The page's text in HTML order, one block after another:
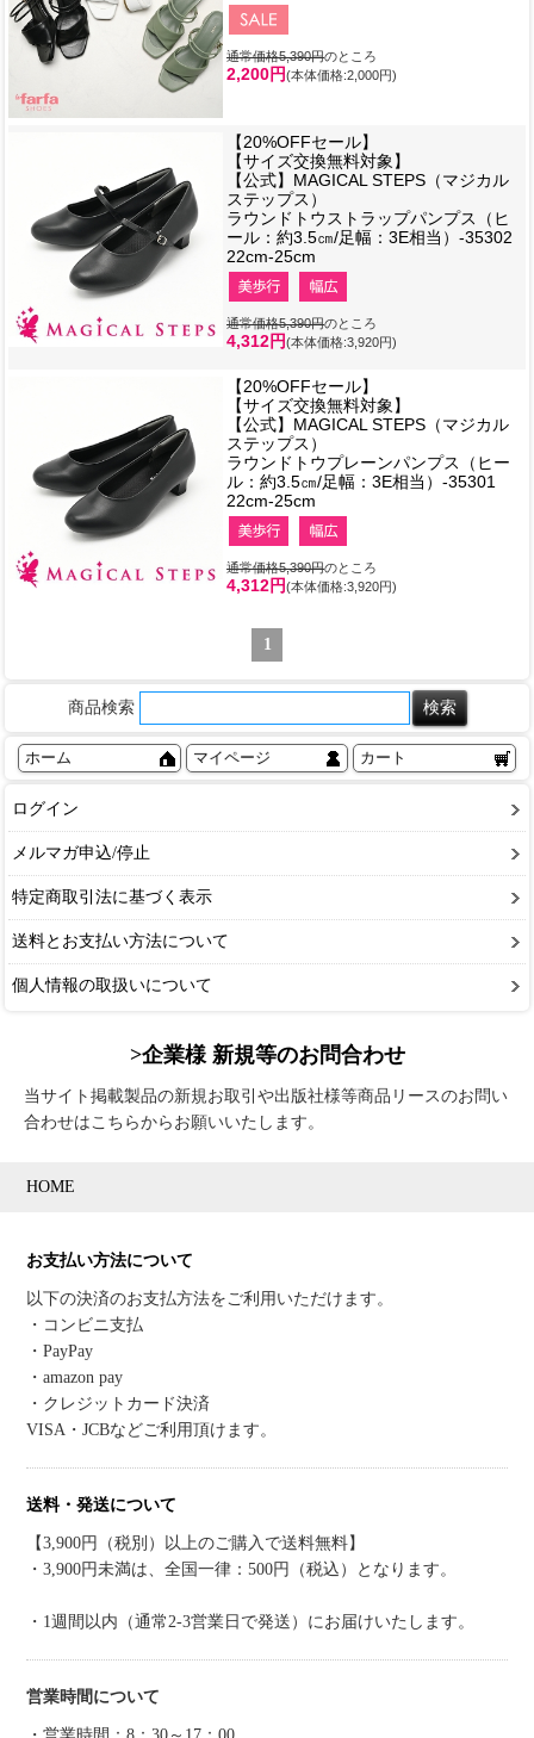
通常価格5,390円のところ
2,200円(本体価格:2,000円)
【20%OFFセール】
【サイズ交換無料対象】
【公式】MAGICAL STEPS（マジカル
ステップス）
ラウンドトウストラップパンプス（ヒ
ール：約3.5㎝/足幅：3E相当）-35302
22cm-25cm
通常価格5,390円のところ
4,312円(本体価格:3,920円)
【20%OFFセール】
【サイズ交換無料対象】
【公式】MAGICAL STEPS（マジカル
ステップス）
ラウンドトウプレーンパンプス（ヒー
ル：約3.5㎝/足幅：3E相当）-35301
22cm-25cm
通常価格5,390円のところ
4,312円(本体価格:3,920円)
1
商品検索
ホーム マイページ カート
ログイン
メルマガ申込/停止
特定商取引法に基づく表示
送料とお支払い方法について
個人情報の取扱いについて
>企業様 新規等のお問合わせ
当サイト掲載製品の新規お取引や出版社様等商品リースのお問い
合わせはこちらからお願いいたします。
HOME
お支払い方法について
以下の決済のお支払方法をご利用いただけます。
・コンビニ支払
・PayPay
・amazon pay
・クレジットカード決済
VISA・JCBなどご利用頂けます。
送料・発送について
【3,900円（税別）以上のご購入で送料無料】
・3,900円未満は、全国一律：500円（税込）となります。
・1週間以内（通常2-3営業日で発送）にお届けいたします。
営業時間について